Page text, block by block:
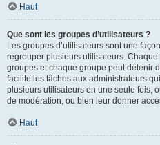
Haut
Que sont les groupes d’utilisateurs ?
Les groupes d’utilisateurs sont une
regrouper plusieurs utilisateurs.
groupes et chaque groupe peut détenir
facilite les tâches aux administrateurs
plusieurs utilisateurs en une seule fois,
de modération, ou bien leur donner
Haut